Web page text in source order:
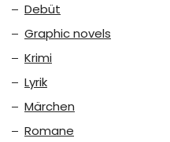
Debüt
Graphic novels
Krimi
Lyrik
Märchen
Romane